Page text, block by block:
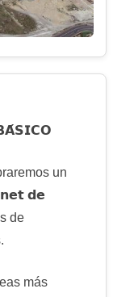
un
𝗱𝗲
de
más